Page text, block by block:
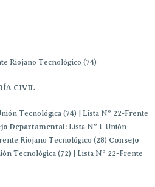
Riojano Tecnológico (74)
CIVIL
Tecnológica (74) | Lista Nº 22-Frente
Departamental: Lista Nº 1-Unión
Riojano Tecnológico (28) Consejo
Tecnológica (72) | Lista Nº 22-Frente